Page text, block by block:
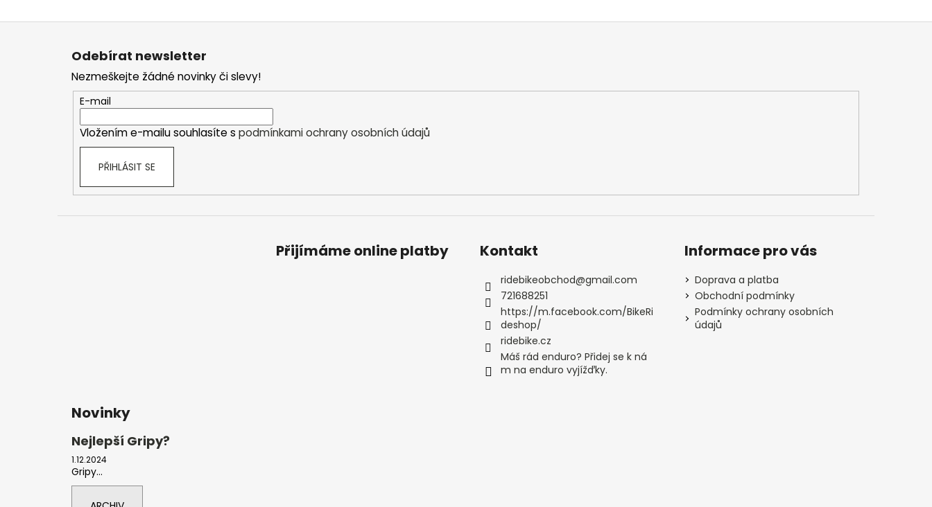
Odebírat newsletter
Nezmeškejte žádné novinky či slevy!
E-mail
Vložením e-mailu souhlasíte s podmínkami ochrany osobních údajů
PŘIHLÁSIT SE
Přijímáme online platby Kontakt
ridebikeobchod@gmail.com
721688251
https://m.facebook.com/BikeRi
deshop/
ridebike.cz
Máš rád enduro? Přidej se k ná
m na enduro vyjížďky.
Informace pro vás
Doprava a platba
Obchodní podmínky
Podmínky ochrany osobních
údajů
Novinky
Nejlepší Gripy?
1.12.2024
Gripy...